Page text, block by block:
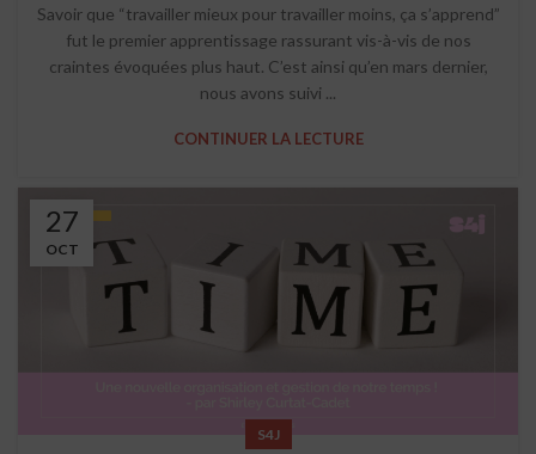
Savoir que “travailler mieux pour travailler moins, ça s’apprend”
fut le premier apprentissage rassurant vis-à-vis de nos
craintes évoquées plus haut. C’est ainsi qu’en mars dernier,
nous avons suivi ...
CONTINUER LA LECTURE
27
OCT
S4J